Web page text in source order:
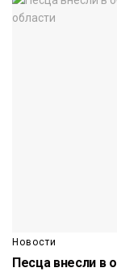
Новости
Песца внесли в